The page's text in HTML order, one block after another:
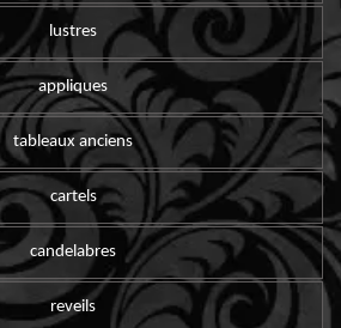
lustres
appliques
tableaux anciens
cartels
candelabres
reveils